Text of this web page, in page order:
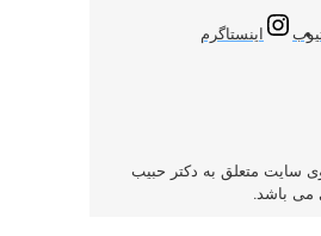
اینستاگرم
سایت متعلق به دکتر حبیب
می باشد.